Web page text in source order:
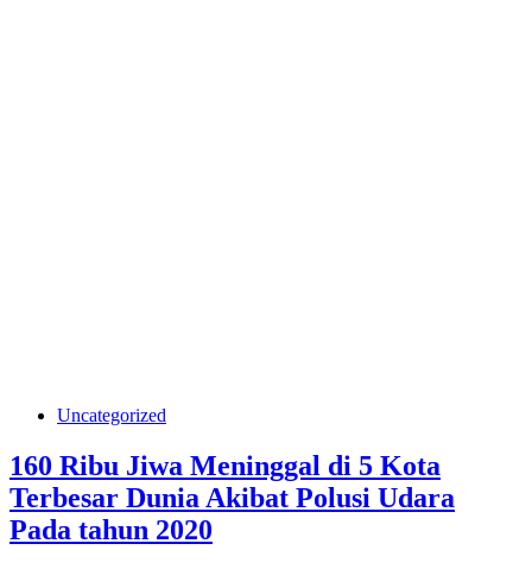
Uncategorized
160 Ribu Jiwa Meninggal di 5 Kota
Terbesar Dunia Akibat Polusi Udara
Pada tahun 2020